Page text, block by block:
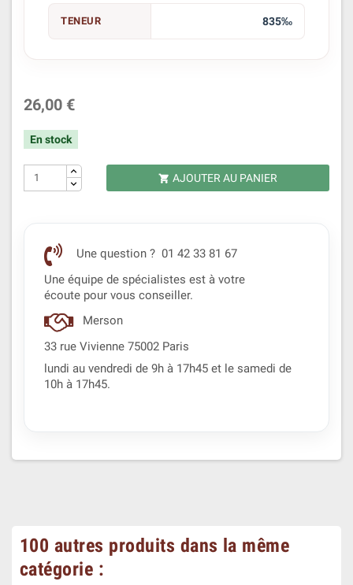
TENEUR 835‰
26,00 €
En stock
 AJOUTER AU PANIER
Une question ? 01 42 33 81 67
Une équipe de spécialistes est à votre
écoute pour vous conseiller.
Merson
33 rue Vivienne 75002 Paris
lundi au vendredi de 9h à 17h45 et le samedi de
10h à 17h45.
100 autres produits dans la même
catégorie :